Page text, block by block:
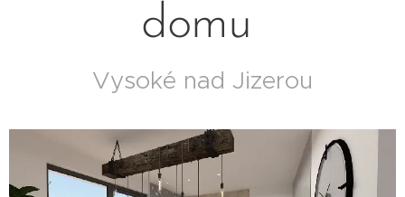
domu
Vysoké nad Jizerou